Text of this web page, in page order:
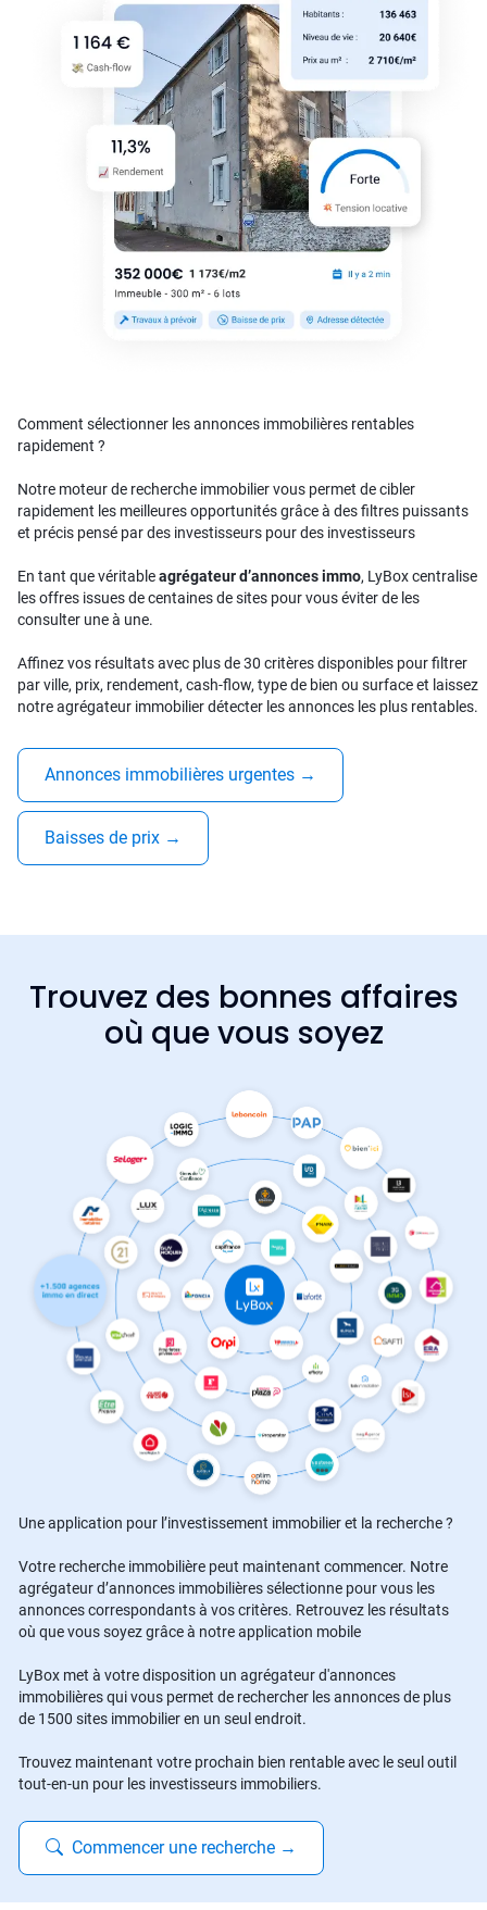
Comment sélectionner les annonces immobilières rentables
rapidement ?
Notre moteur de recherche immobilier vous permet de cibler
rapidement les meilleures opportunités grâce à des filtres puissants
et précis pensé par des investisseurs pour des investisseurs
En tant que véritableagrégateur d’annonces immo, LyBox centralise
les offres issues de centaines de sites pour vous éviter de les
consulter une à une.
Affinez vos résultats avec plus de 30 critères disponibles pour filtrer
par ville, prix, rendement, cash-flow, type de bien ou surface et laissez
notre agrégateur immobilier détecter les annonces les plus rentables.
Annonces immobilières urgentes →
Baisses de prix →
Trouvez des bonnes affaires
où que vous soyez
Une application pour l’investissement immobilier et la recherche ?
Votre recherche immobilière peut maintenant commencer. Notre
agrégateur d’annonces immobilières sélectionne pour vous les
annonces correspondants à vos critères. Retrouvez les résultats
où que vous soyez grâce à notre application mobile
LyBox met à votre disposition un agrégateur d'annonces
immobilières qui vous permet de rechercher les annonces de plus
de 1500 sites immobilier en un seul endroit.
Trouvez maintenant votre prochain bien rentable avec le seul outil
tout-en-un pour les investisseurs immobiliers.
Commencer une recherche →